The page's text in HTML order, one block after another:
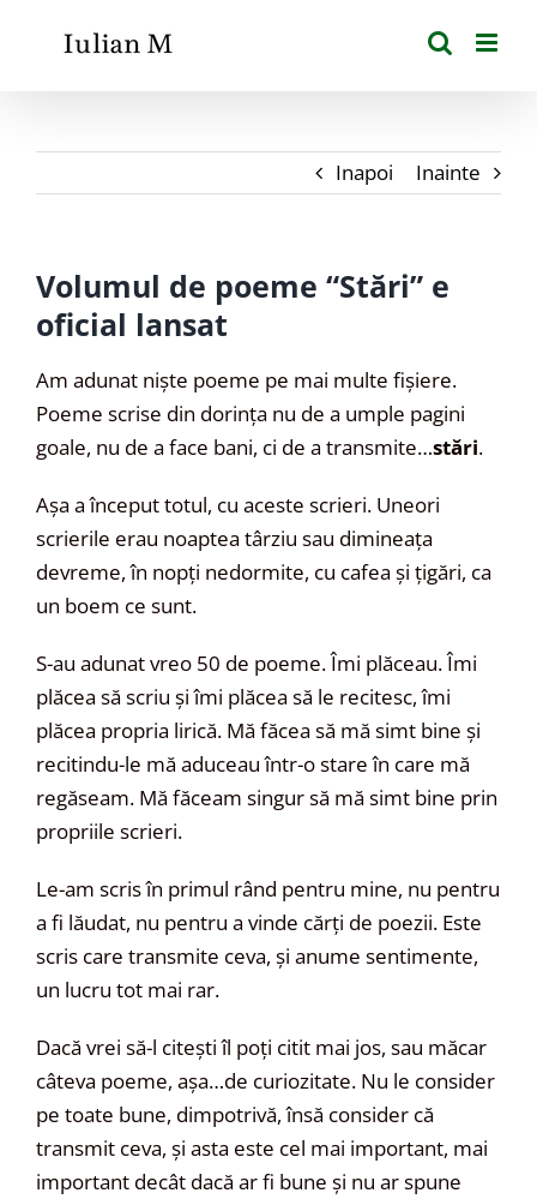
Inapoi Inainte
Volumul de poeme “Stări” e
oficial lansat
Am adunat niște poeme pe mai multe fișiere.
Poeme scrise din dorința nu de a umple pagini
goale, nu de a face bani, ci de a transmite…stări.
Așa a început totul, cu aceste scrieri. Uneori
scrierile erau noaptea târziu sau dimineața
devreme, în nopți nedormite, cu cafea și țigări, ca
un boem ce sunt.
S-au adunat vreo 50 de poeme. Îmi plăceau. Îmi
plăcea să scriu și îmi plăcea să le recitesc, îmi
plăcea propria lirică. Mă făcea să mă simt bine și
recitindu-le mă aduceau într-o stare în care mă
regăseam. Mă făceam singur să mă simt bine prin
propriile scrieri.
Le-am scris în primul rând pentru mine, nu pentru
a fi lăudat, nu pentru a vinde cărți de poezii. Este
scris care transmite ceva, și anume sentimente,
un lucru tot mai rar.
Dacă vrei să-l citești îl poți citit mai jos, sau măcar
câteva poeme, așa…de curiozitate. Nu le consider
pe toate bune, dimpotrivă, însă consider că
transmit ceva, și asta este cel mai important, mai
important decât dacă ar fi bune și nu ar spune